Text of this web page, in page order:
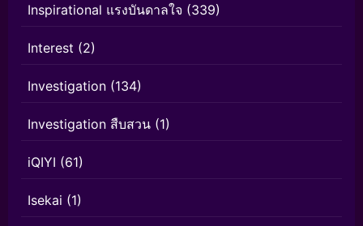
Inspirational แรงบันดาลใจ (339)
Interest (2)
Investigation (134)
Investigation สืบสวน (1)
iQIYI (61)
Isekai (1)